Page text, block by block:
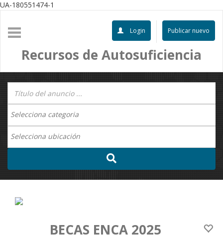
UA-180551474-1
Publicar nuevo
Login
Recursos de Autosuficiencia
BECAS ENCA 2025